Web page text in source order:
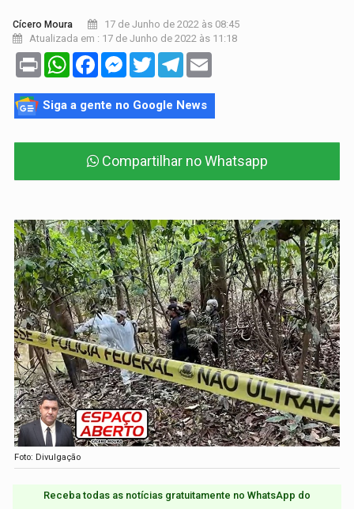
Cícero Moura
17 de Junho de 2022 às 08:45
Atualizada em : 17 de Junho de 2022 às 11:18
Print WhatsAppFacebookMessenger
TwitterTelegram
Siga a gente no Google News
Compartilhar no Whatsapp
Foto: Divulgação
Receba todas as notícias gratuitamente no WhatsApp do